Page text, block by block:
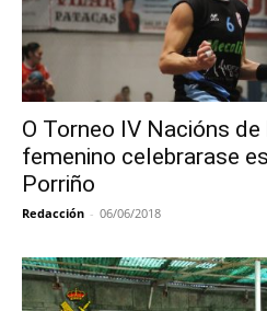
O Torneo IV Nacións
femenino celebrarase
Porriño
Redacción - 06/06/2018